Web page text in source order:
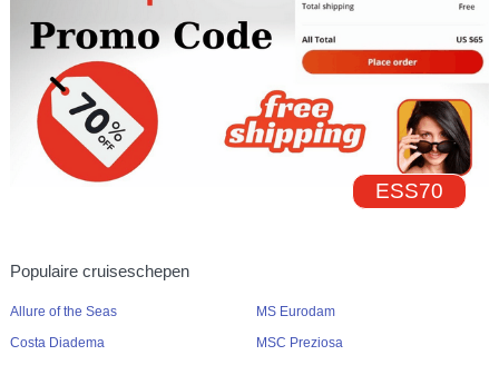
ESS70
Populaire cruiseschepen
Allure of the Seas
Costa Diadema
MS Eurodam
MSC Preziosa